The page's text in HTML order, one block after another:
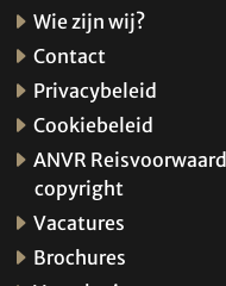
Wie zijn wij?
Contact
Privacybeleid
Cookiebeleid
ANVR
copyright
Vacatures
Brochures